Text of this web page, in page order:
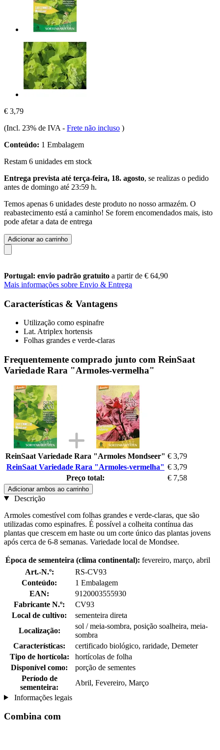
€ 3,79
(Incl. 23% de IVA - Frete não incluso )
Conteúdo: 1 Embalagem
Restam 6 unidades em stock
Entrega prevista até terça-feira, 18. agosto, se realizas o pedido
antes de domingo até 23:59 h.
Temos apenas 6 unidades deste produto no nosso armazém. O
reabastecimento está a caminho! Se forem encomendados mais, isto
pode afetar a data de entrega
Adicionar ao carrinho
Portugal: envio padrão gratuito a partir de € 64,90
Mais informações sobre Envio & Entrega
Características & Vantagens
Utilização como espinafre
Lat. Atriplex hortensis
Folhas grandes e verde-claras
Frequentemente comprado junto com ReinSaat
Variedade Rara "Armoles-vermelha"
ReinSaat Variedade Rara "Armoles Mondseer" € 3,79
ReinSaat Variedade Rara "Armoles-vermelha" € 3,79
Preço total:
€ 7,58
Adicionar ambos ao carrinho
Descrição
Armoles comestível com folhas grandes e verde-claras, que são
utilizadas como espinafres. É possível a colheita contínua das
plantas que crescem em haste ou um corte único das plantas jovens
após cerca de 6-8 semanas. Variedade local de Mondsee.
Época de sementeira (clima continental): fevereiro, março, abril
Art.-N.º:
RS-CV93
Conteúdo:
1 Embalagem
EAN:
9120003555930
Fabricante N.º:
CV93
Local de cultivo:
sementeira direta
Localização:
sol / meia-sombra, posição soalheira, meia-
sombra
Características:
certificado biológico, raridade, Demeter
Tipo de hortícola:
hortícolas de folha
Disponível como:
porção de sementes
Período de
sementeira:
Abril, Fevereiro, Março
Informações legais
Combina com